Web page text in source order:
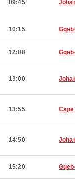
09:45
10:15
12:00
13:00
13:55
14:50
15:20